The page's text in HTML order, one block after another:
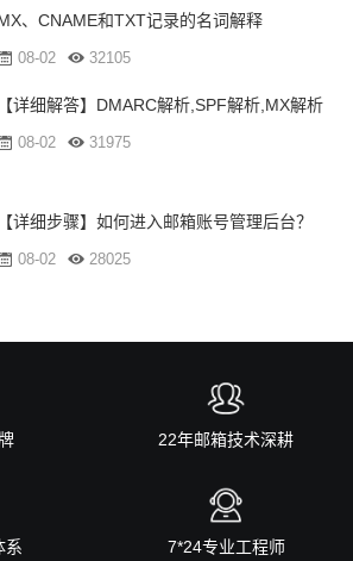
、CNAME和TXT记录的名词解释
08-02 32105
【详细解答】DMARC解析,SPF解析,MX解析
08-02 31975
【详细步骤】如何进入邮箱账号管理后台？
08-02 28025
22年邮箱技术深耕
系 7*24专业工程师